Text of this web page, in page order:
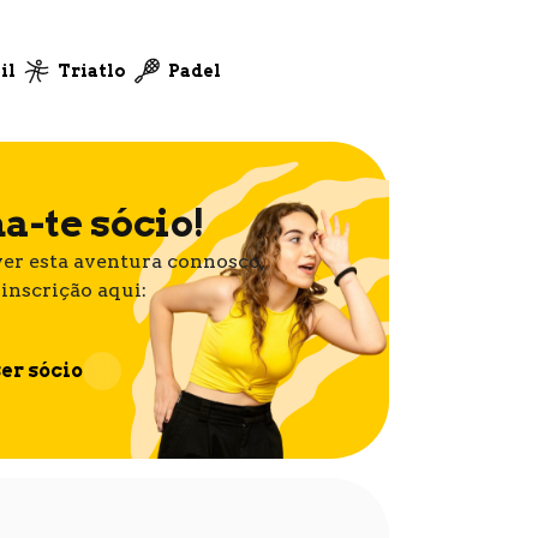
Triatlo Padel
te sócio!
esta aventura connosco,
inscrição aqui:
sócio